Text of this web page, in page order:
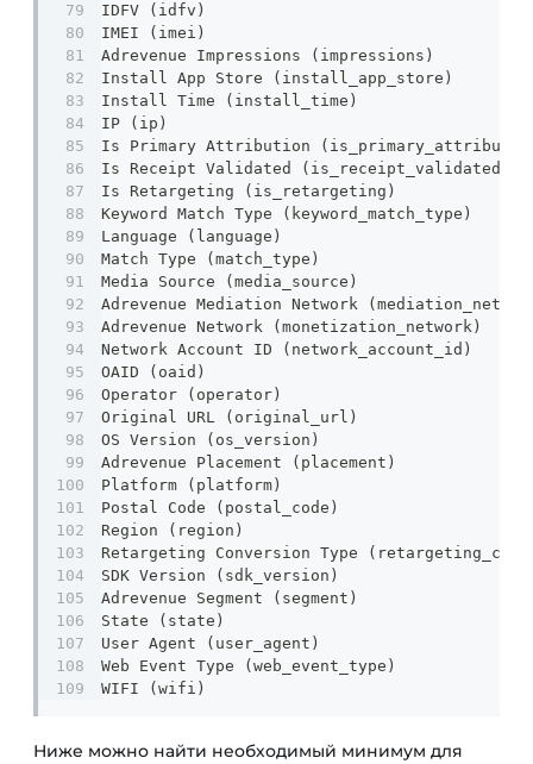
IDFV (idfv)
IMEI (imei)
Adrevenue Impressions (impressions)
Install App Store (install_app_store)
Install Time (install_time)
IP (ip)
Is Primary Attribution
Is Receipt Validated (is_receipt_validated)
Is Retargeting (is_retargeting)
Keyword Match Type (keyword_match_type)
Language (language)
Match Type (match_type)
Media Source (media_source)
Adrevenue Mediation Network
Adrevenue Network (monetization_network)
Network Account ID (network_account_id)
OAID (oaid)
Operator (operator)
Original URL (original_url)
OS Version (os_version)
Adrevenue Placement (placement)
Platform (platform)
Postal Code (postal_code)
Region (region)
Retargeting Conversion Type
SDK Version (sdk_version)
Adrevenue Segment (segment)
State (state)
User Agent (user_agent)
Web Event Type (web_event_type)
WIFI (wifi)
Ниже можно найти необходимый минимум для